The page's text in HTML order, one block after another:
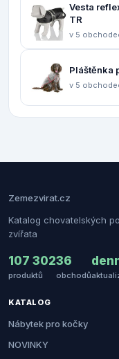
Vesta
TR
v 5
Pláštěnka
v 5
Zemezvirat.cz
Katalog chovatelských
zvířata
107 302
produktů
36
obchodů
KATALOG
Nábytek pro kočky
NOVINKY